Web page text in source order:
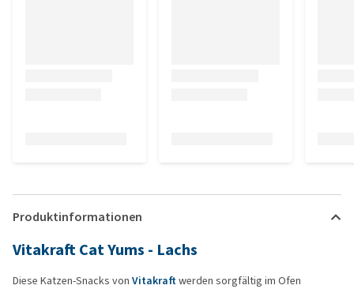
Produktinformationen
Vitakraft Cat Yums - Lachs
Diese Katzen-Snacks von Vitakraftwerden sorgfältig im Ofen